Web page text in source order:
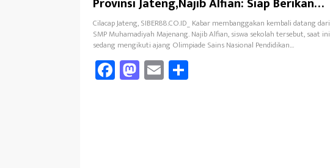
Yang Yerbaik
Cilacap Jateng, SIBER88.CO.ID_ Kabar membanggakan kembali datang dari
SMP Muhamadiyah Majenang. Najib Alfian, siswa sekolah tersebut, saat ini
sedang mengikuti ajang Olimpiade Sains Nasional Pendidikan…
Fa
ce
M
as
E
m